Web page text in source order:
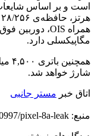
مگاپیکسلی دارد.
شارژ خواهد شد.
اتاق خبر مستر جانبی
منبع: https://techfars.com/280997/pixel-8a-leak/